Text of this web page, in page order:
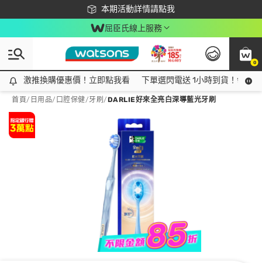
本期活動詳情請點我
下載app最高回饋$350
屈臣氏線上服務
0
激推換購優惠價！立即點我看
激推換購優惠價！立即點我看 下單選閃電送 1小時到貨！領神
首頁/ 日用品/ 口腔保健/牙刷 /DARLIE好來全亮白深導藍光牙刷